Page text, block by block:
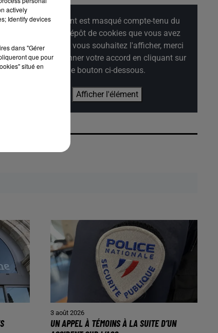
Cet élément est masqué compte-tenu du
refus du dépôt de cookies que vous avez
exprimé. Si vous souhaitez l'afficher, merci
de nous donner votre accord en cliquant sur
le bouton ci-dessous.
Afficher l'élément
3 août 2026
UN APPEL À TÉMOINS À LA SUITE D’UN
actively
Identify devices
dans "Gérer
que pour
situé en